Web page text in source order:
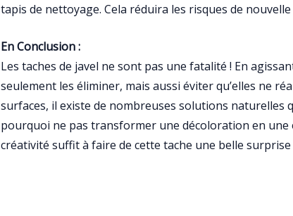
tapis de nettoyage. Cela réduira les risques de nouvelle
En Conclusion :
Les taches de javel ne sont pas une fatalité ! En
seulement les éliminer, mais aussi éviter qu’elles ne
surfaces, il existe de nombreuses solutions naturelles
pourquoi ne pas transformer une décoloration en une
créativité suffit à faire de cette tache une belle surprise